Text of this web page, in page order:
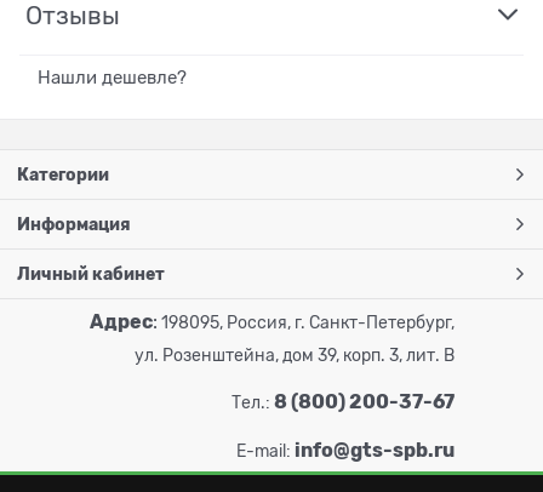
Отзывы
Нашли дешевле?
Категории
Информация
Личный кабинет
Адрес: 198095, Россия, г. Санкт-Петербург,
ул. Розенштейна, дом 39, корп. 3, лит. В
Тел.: 8 (800) 200-37-67
E-mail: info@gts-spb.ru